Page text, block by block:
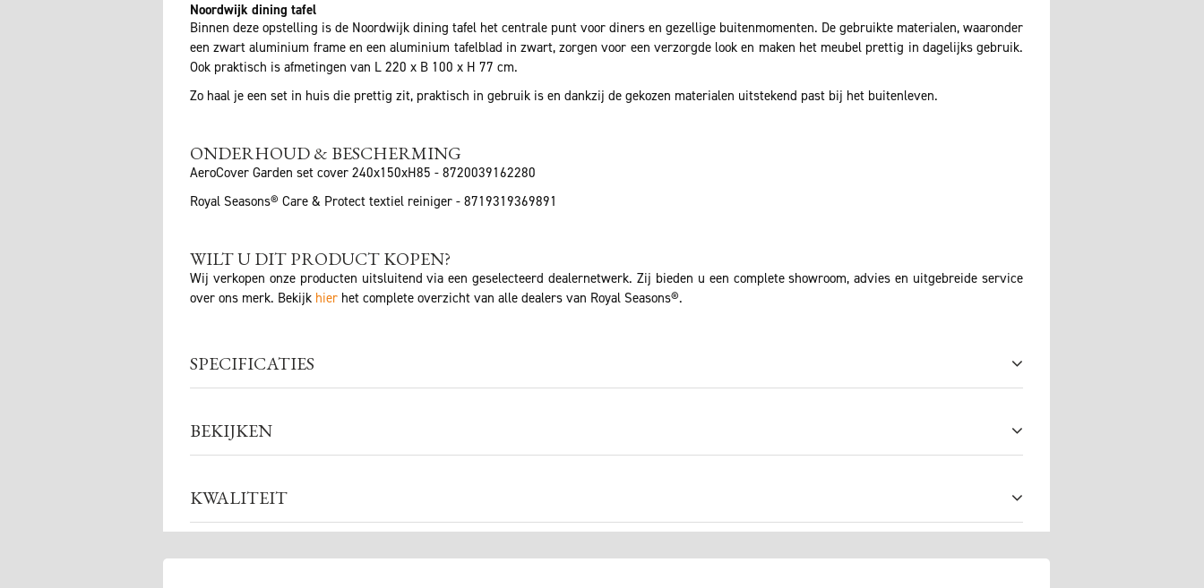
Noordwijk dining tafel
Binnen deze opstelling is de Noordwijk dining tafel het centrale punt voor diners en gezellige buitenmomenten. De gebruikte materialen, waaronder
een zwart aluminium frame en een aluminium tafelblad in zwart, zorgen voor een verzorgde look en maken het meubel prettig in dagelijks gebruik.
Ook praktisch is afmetingen van L 220 x B 100 x H 77 cm.
Zo haal je een set in huis die prettig zit, praktisch in gebruik is en dankzij de gekozen materialen uitstekend past bij het buitenleven.
ONDERHOUD & BESCHERMING
AeroCover Garden set cover 240x150xH85 - 8720039162280
Royal Seasons® Care & Protect textiel reiniger - 8719319369891
WILT U DIT PRODUCT KOPEN?
Wij verkopen onze producten uitsluitend via een geselecteerd dealernetwerk. Zij bieden u een complete showroom, advies en uitgebreide service
over ons merk. Bekijk hier het complete overzicht van alle dealers van Royal Seasons®.
SPECIFICATIES
BEKIJKEN
KWALITEIT